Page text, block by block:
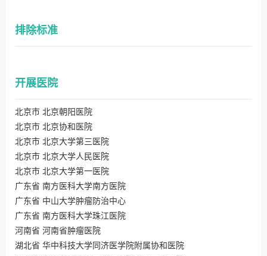
排除标准
开展医院
北京市 北京朝阳医院
北京市 北京协和医院
北京市 北京大学第三医院
北京市 北京大学人民医院
北京市 北京大学第一医院
广东省 南方医科大学南方医院
广东省 中山大学肿瘤防治中心
广东省 南方医科大学珠江医院
河南省 河南省肿瘤医院
湖北省 华中科技大学同济医学院附属协和医院